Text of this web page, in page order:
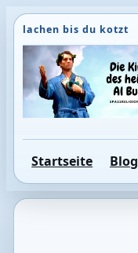
Direkt
zum
Inhalt
wechseln
Startseite Blog